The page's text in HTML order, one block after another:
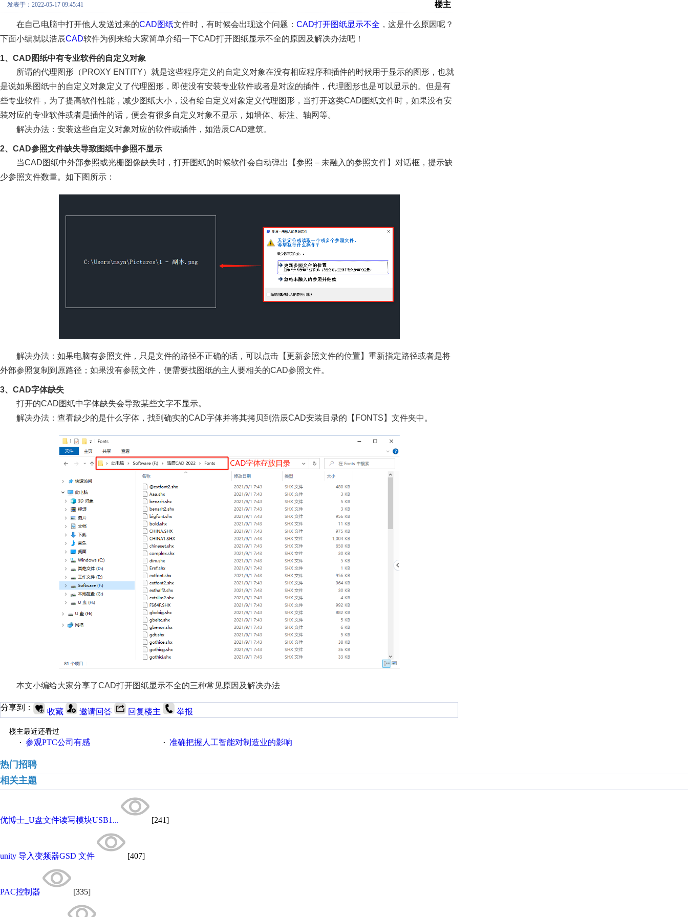
发表于：2022-05-17 09:45:41 楼主
在自己电脑中打开他人发送过来的CAD图纸文件时，有时候会出现这个问题： CAD打开图纸显示不全 ，这是什么原因呢？
下面小编就以浩辰CAD软件为例来给大家简单介绍一下CAD打开图纸显示不全的原因及解决办法吧！
1、CAD图纸中有专业软件的自定义对象
所谓的代理图形（PROXY ENTITY）就是这些程序定义的自定义对象在没有相应程序和插件的时候用于显示的图形，也就
是说如果图纸中的自定义对象定义了代理图形，即使没有安装专业软件或者是对应的插件，代理图形也是可以显示的。但是有
些专业软件，为了提高软件性能，减少图纸大小，没有给自定义对象定义代理图形，当打开这类CAD图纸文件时，如果没有安
装对应的专业软件或者是插件的话，便会有很多自定义对象不显示，如墙体、标注、轴网等。
解决办法：安装这些自定义对象对应的软件或插件，如浩辰CAD建筑。
2、CAD参照文件缺失导致图纸中参照不显示
当CAD图纸中外部参照或光栅图像缺失时，打开图纸的时候软件会自动弹出【参照 – 未融入的参照文件】对话框，提示缺
少参照文件数量。如下图所示：
解决办法：如果电脑有参照文件，只是文件的路径不正确的话，可以点击【更新参照文件的位置】重新指定路径或者是将
外部参照复制到原路径；如果没有参照文件，便需要找图纸的主人要相关的CAD参照文件。
3、CAD字体缺失
打开的CAD图纸中字体缺失会导致某些文字不显示。
解决办法：查看缺少的是什么字体，找到确实的CAD字体并将其拷贝到浩辰CAD安装目录的【FONTS】文件夹中。
本文小编给大家分享了CAD打开图纸显示不全的三种常见原因及解决办法
分享到： 收藏 邀请回答 回复楼主 举报
楼主最近还看过
· 参观PTC公司有感 · 准确把握人工智能对制造业的影响
热门招聘
相关主题
优博士_U盘文件读写模块USB1... [241]
unity 导入变频器GSD 文件 [407]
PAC控制器 [335]